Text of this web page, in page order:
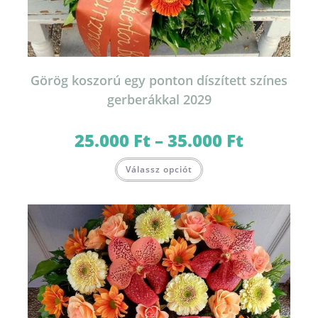
Görög koszorú egy ponton díszített színes
gerberákkal 2029
25.000 Ft–35.000 Ft25.000 Ft
Válassz opciót a
van.
A
változatok
a
termékoldalon
választhatók
ki